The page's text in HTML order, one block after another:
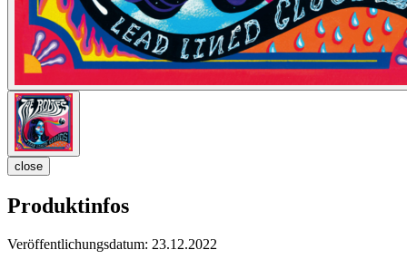
close
Produktinfos
Veröffentlichungsdatum: 23.12.2022